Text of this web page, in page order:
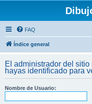
FAQ
Índice general
El administrador del
hayas identificado para
Nombre de Usuario: